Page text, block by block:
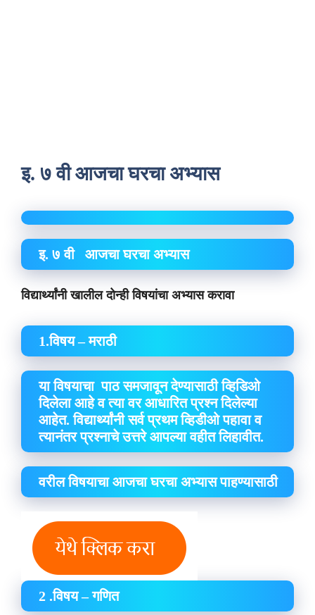
इ. ७ वी आजचा घरचा अभ्यास
इ. ७ वी आजचा घरचा अभ्यास
विद्यार्थ्यांनी खालील दोन्ही विषयांचा अभ्यास करावा
1.विषय – मराठी
या विषयाचा पाठ समजावून देण्यासाठी व्हिडिओ
दिलेला आहे व त्या वर आधारित प्रश्न दिलेल्या
आहेत. विद्यार्थ्यांनी सर्व प्रथम व्हिडीओ पहावा व
त्यानंतर प्रश्नाचे उत्तरे आपल्या वहीत लिहावीत.
वरील विषयाचा आजचा घरचा अभ्यास पाहण्यासाठी
2 .विषय – गणित